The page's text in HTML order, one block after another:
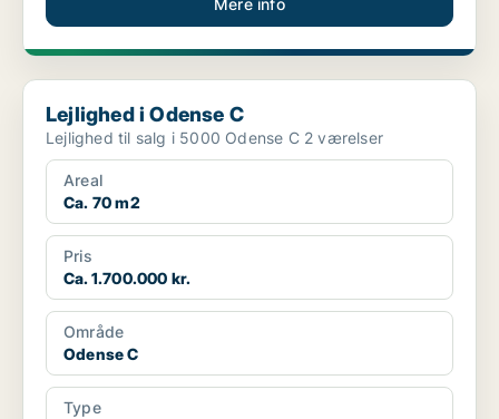
Mere info
Lejlighed i Odense C
Lejlighed i Odense C
Lejlighed til salg i 5000 Odense C 2 værelser
Areal
Ca. 70 m2
Pris
Ca. 1.700.000 kr.
Område
Odense C
Type